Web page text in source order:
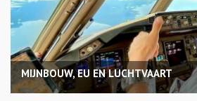
MIJNBOUW, EU EN LUCHTVAART